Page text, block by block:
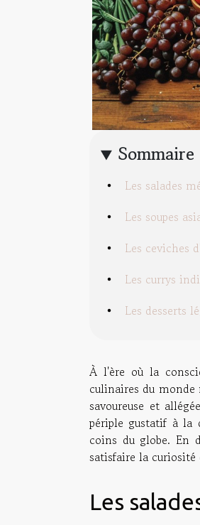
Sommaire
Les salades
Les soupes
Les ceviches
Les currys
Les desserts
À l'ère où la
culinaires du monde
savoureuse et
périple gustatif à la
coins du globe. En
satisfaire la
Les